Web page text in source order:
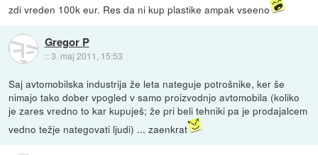
zdi vreden 100k eur. Res da ni kup plastike ampak vseeno
Gregor P
::3. maj 2011, 15:53
Saj avtomobilska industrija že leta nateguje potrošnike, ker še
nimajo tako dober vpogled v samo proizvodnjo avtomobila (koliko
je zares vredno to kar kupuješ; že pri beli tehniki pa je prodajalcem
vedno težje nategovati ljudi) ... zaenkrat